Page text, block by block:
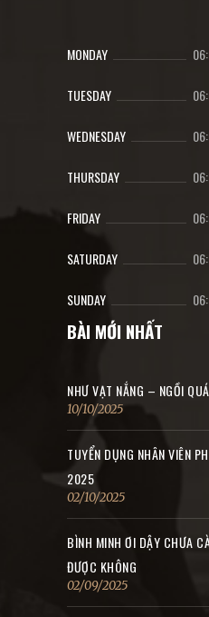
MONDAY
TUESDAY
WEDNESDAY
THURSDAY
FRIDAY
SATURDAY
SUNDAY
BÀI MỚI NHẤT
NHƯ VẠT NẮNG – NGỒI
10/10/2025
TUYỂN DỤNG NHÂN VIÊN
2025
02/10/2025
BÌNH MINH ƠI DẬY CHƯA
ĐƯỢC KHÔNG
02/09/2025